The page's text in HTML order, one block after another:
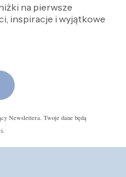
na pierwsze
inspiracje i wyjątkowe
Newslettera. Twoje dane będą